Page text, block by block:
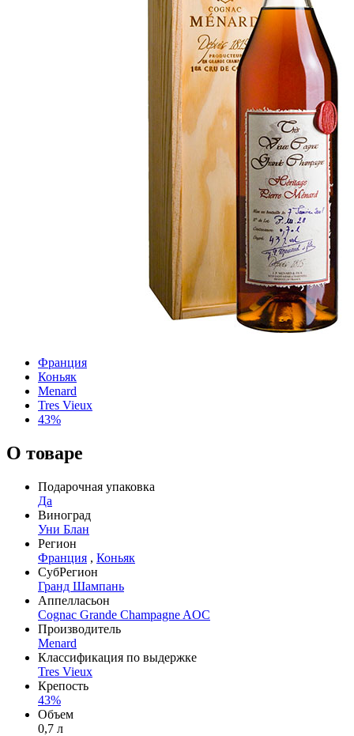
Франция
Коньяк
Menard
Tres Vieux
43%
О товаре
Подарочная упаковка
Да
Виноград
Уни Блан
Регион
Франция , Коньяк
СубРегион
Гранд Шампань
Аппелласьон
Cognac Grande Champagne AOC
Производитель
Menard
Классификация по выдержке
Tres Vieux
Крепость
43%
Объем
0,7 л